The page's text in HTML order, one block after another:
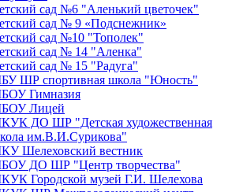
сад №6 "Аленький цветочек"
сад № 9 «Подснежник»
сад №10 "Тополек"
сад № 14 "Аленка"
сад № 15 "Радуга"
ШР спортивная школа "Юность"
Гимназия
Лицей
ДО ШР "Детская художественная
им.В.И.Сурикова"
Шелеховский вестник
ДО ШР "Центр творчества"
Городской музей Г.И. Шелехова